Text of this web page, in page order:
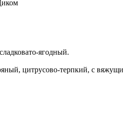
ягодный.
цитрусово-терпкий, с